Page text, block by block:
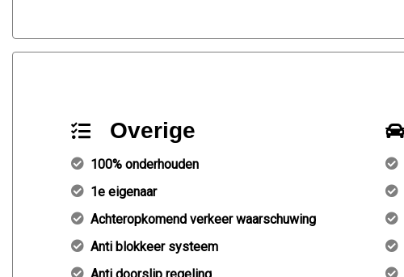
Overige
100% onderhouden
1e eigenaar
Achteropkomend verkeer waarschuwing
Anti blokkeer systeem